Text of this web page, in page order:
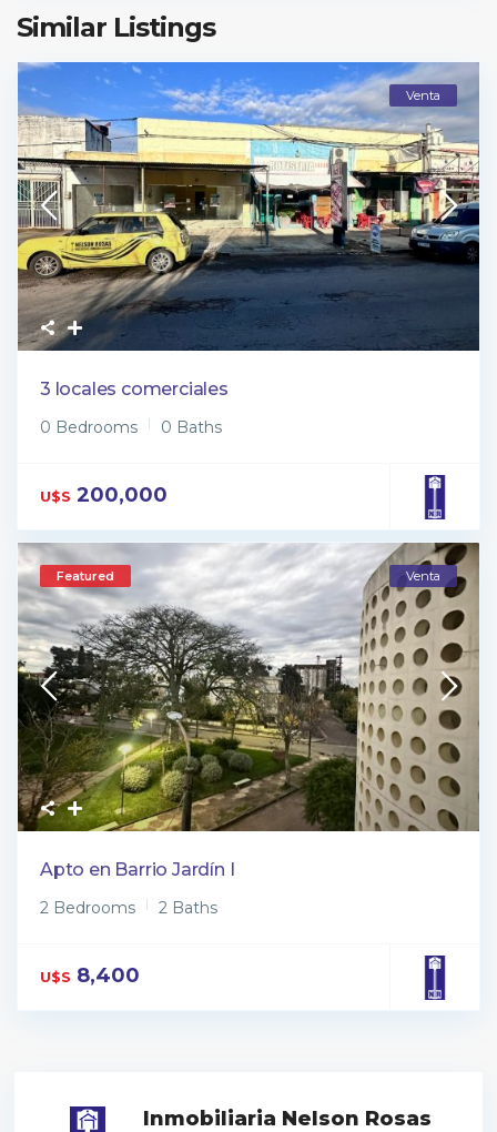
Similar Listings
Venta
3 locales comerciales
0 Bedrooms 0 Baths
U$S 200,000
Featured Venta
Apto en Barrio Jardín I
2 Bedrooms 2 Baths
U$S 8,400
Inmobiliaria Nelson Rosas